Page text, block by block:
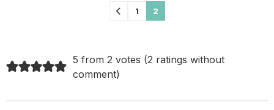
1 2
5 from 2 votes (2 ratings without
comment)